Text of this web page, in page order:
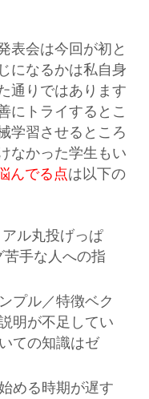
表会は今回が初と
になるかは私自身
通りではあります
にトライするとこ
学習させるところ
なかった学生もい
んでる点は以下の
ル丸投げっぱ
苦手な人への指
プル／特徴ベク
明が不足してい
ての知識はゼ
める時期が遅す